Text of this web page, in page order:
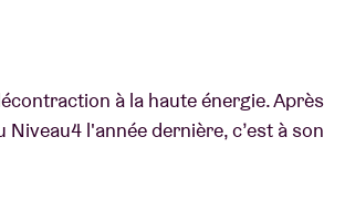
à la haute énergie. Après
l'année dernière, c’est à son